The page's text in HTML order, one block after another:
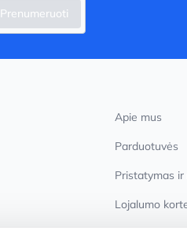
Prenumeruoti
Apie mus
Parduotuvės
Pristatymas ir
Lojalumo